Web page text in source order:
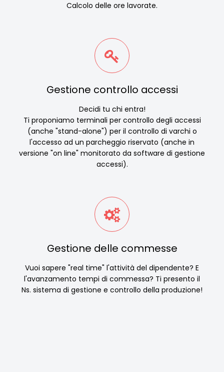
Calcolo delle ore lavorate.
Gestione controllo accessi
Decidi tu chi entra!
Ti proponiamo terminali per controllo degli accessi
(anche "stand-alone") per il controllo di varchi o
l'accesso ad un parcheggio riservato (anche in
versione "on line" monitorato da software di gestione
accessi).
Gestione delle commesse
Vuoi sapere "real time" l'attività del dipendente? E
l'avanzamento tempi di commessa? Ti presento il
Ns. sistema di gestione e controllo della produzione!